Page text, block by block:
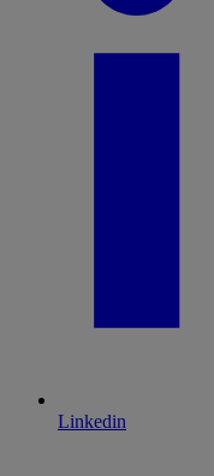
Linkedin